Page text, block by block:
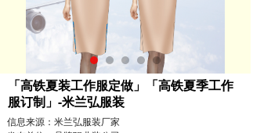
「高铁夏装工作服定做」「高铁夏季工作
服订制」-米兰弘服装
信息来源：米兰弘服装厂家